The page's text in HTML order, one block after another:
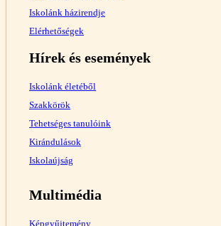
Iskolánk házirendje
Elérhetőségek
Hírek és események
Iskolánk életéből
Szakkörök
Tehetséges tanulóink
Kirándulások
Iskolaújság
Multimédia
Képgyűjtemény